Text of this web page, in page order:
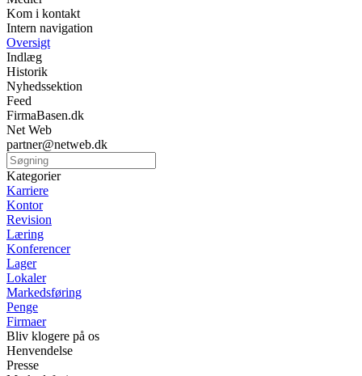
Kom i kontakt
Intern navigation
Oversigt
Indlæg
Historik
Nyhedssektion
Feed
FirmaBasen.dk
Net Web
partner@netweb.dk
Kategorier
Karriere
Kontor
Revision
Læring
Konferencer
Lager
Lokaler
Markedsføring
Penge
Firmaer
Bliv klogere på os
Henvendelse
Presse